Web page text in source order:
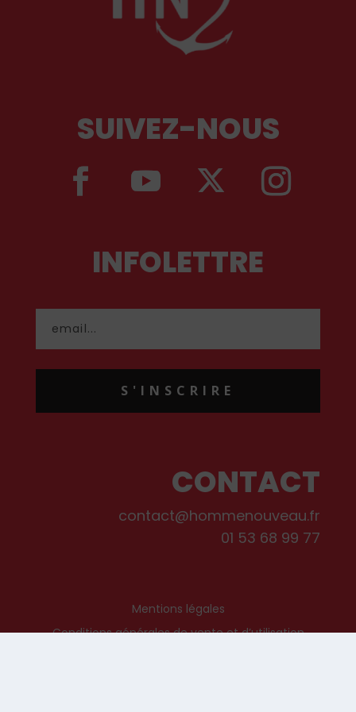
SUIVEZ-NOUS
INFOLETTRE
S'INSCRIRE
CONTACT
contact@hommenouveau.fr
01 53 68 99 77
Mentions légales
Conditions générales de vente et d’utilisation